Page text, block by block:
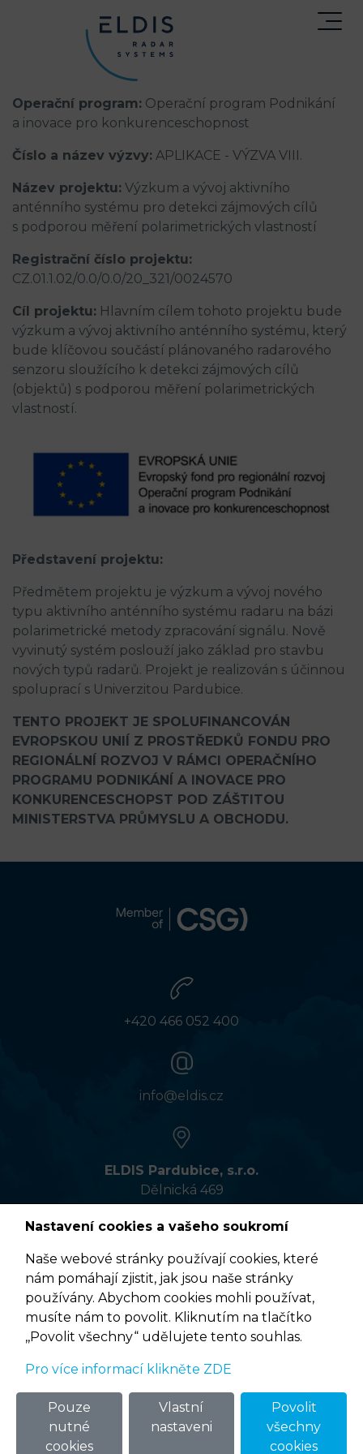
Operační program: Operační program Podnikání
a inovace pro konkurenceschopnost
Číslo a název výzvy: APLIKACE - VÝZVA VIII.
Název projektu: Výzkum a vývoj aktivního
anténního systému pro detekci zájmových cílů
s podporou měření polarimetrických vlastností
Registrační číslo projektu:
CZ.01.1.02/0.0/0.0/20_321/0024570
Cíl projektu: Hlavním cílem tohoto projektu bude
výzkum a vývoj aktivního anténního systému, který
bude klíčovou součástí plánovaného radarového
senzoru sloužícího k detekci zájmových cílů
(objektů) s podporou měření polarimetrických
vlastností.
Představení projektu:
Předmětem projektu je výzkum a vývoj nového
typu aktivního anténního systému radaru na bázi
polarimetrické metody zpracování signálu. Nově
vyvinutý systém poslouží jako základ pro stavbu
nových typů radarů. Projekt je realizován s účinnou
spoluprací s Univerzitou Pardubice.
TENTO PROJEKT JE SPOLUFINANCOVÁN
EVROPSKOU UNIÍ Z PROSTŘEDKŮ FONDU PRO
REGIONÁLNÍ ROZVOJ V RÁMCI OPERAČNÍHO
PROGRAMU PODNIKÁNÍ A INOVACE PRO
KONKURENCESCHOPST POD ZÁŠTITOU
MINISTERSTVA PRŮMYSLU A OBCHODU.
+420 466 052 400
info@eldis.cz
ELDIS Pardubice, s.r.o.
Dělnická 469
533 01 Pardubice
VÍCE INFORMACÍ
Podmínky užití
© 2020 ELDIS Pardubice, s.r.o. | ponovu
Nastavení cookies a vašeho soukromí
Naše webové stránky používají cookies, které
nám pomáhají zjistit, jak jsou naše stránky
používány. Abychom cookies mohli používat,
musíte nám to povolit. Kliknutím na tlačítko
,,Povolit všechny“ udělujete tento souhlas.
Pro více informací klikněte ZDE
Pouze
nutné
cookies
Vlastní
nastaveni
Povolit
všechny
cookies